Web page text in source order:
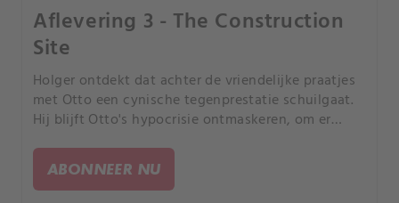
Aflevering 3 - The Construction
Site
Holger ontdekt dat achter de vriendelijke praatjes
met Otto een cynische tegenprestatie schuilgaat.
Hij blijft Otto's hypocrisie ontmaskeren, om er
steek heeft gelaten.
ABONNEER NU